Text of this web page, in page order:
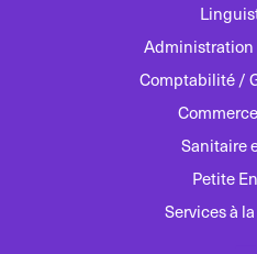
Comptabilité /
Sanitaire
Petite
Services à